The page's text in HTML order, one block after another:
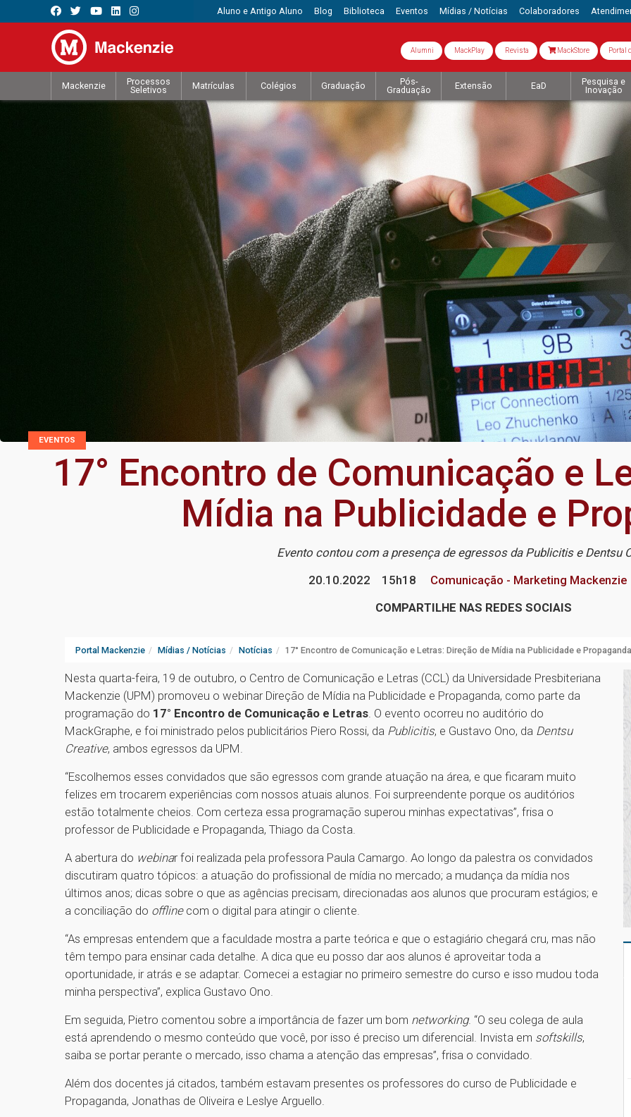
Aluno e Antigo Aluno Blog Biblioteca Eventos Mídias / Notícias Colaboradores
Alumni MackPlay Revista MackStore Portal
Mackenzie
Processos
Seletivos
Matrículas Colégios Graduação
Pós-
Graduação
Extensão EaD
Pesquisa e
Inovação
EVENTOS
17° Encontro de Comunicação e
Mídia na Publicidade e
Evento contou com a presença de egressos da Publicitis e Dentsu
20.10.2022
15h18
Comunicação - Marketing Mackenzie
COMPARTILHE NAS REDES SOCIAIS
Portal Mackenzie Mídias / Notícias Notícias 17° Encontro de Comunicação e Letras: Direção de Mídia na Publicidade e Propaganda
Nesta quarta-feira, 19 de outubro, o Centro de Comunicação e Letras (CCL) da Universidade Presbiteriana
Mackenzie (UPM) promoveu o webinar Direção de Mídia na Publicidade e Propaganda, como parte da
programação do 17° Encontro de Comunicação e Letras. O evento ocorreu no auditório do
MackGraphe, e foi ministrado pelos publicitários Piero Rossi, da Publicitis, e Gustavo Ono, da Dentsu
Creative, ambos egressos da UPM.
“Escolhemos esses convidados que são egressos com grande atuação na área, e que ficaram muito
felizes em trocarem experiências com nossos atuais alunos. Foi surpreendente porque os auditórios
estão totalmente cheios. Com certeza essa programação superou minhas expectativas”, frisa o
professor de Publicidade e Propaganda, Thiago da Costa.
A abertura do webinar foi realizada pela professora Paula Camargo. Ao longo da palestra os convidados
discutiram quatro tópicos: a atuação do profissional de mídia no mercado; a mudança da mídia nos
últimos anos; dicas sobre o que as agências precisam, direcionadas aos alunos que procuram estágios; e
a conciliação do offline com o digital para atingir o cliente.
“As empresas entendem que a faculdade mostra a parte teórica e que o estagiário chegará cru, mas não
têm tempo para ensinar cada detalhe. A dica que eu posso dar aos alunos é aproveitar toda a
oportunidade, ir atrás e se adaptar. Comecei a estagiar no primeiro semestre do curso e isso mudou toda
minha perspectiva”, explica Gustavo Ono.
Em seguida, Pietro comentou sobre a importância de fazer um bom networking. “O seu colega de aula
está aprendendo o mesmo conteúdo que você, por isso é preciso um diferencial. Invista em softskills,
saiba se portar perante o mercado, isso chama a atenção das empresas”, frisa o convidado.
Além dos docentes já citados, também estavam presentes os professores do curso de Publicidade e
Propaganda, Jonathas de Oliveira e Leslye Arguello.